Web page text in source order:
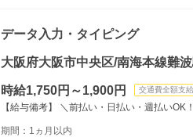
データ入力・タイピング
大阪府大阪市中央区/南海本線難
時給1,750円～1,900円 交通費全額支給
【給与備考】 ＼前払い・日払い・週払いOK
期間：1ヵ月以内